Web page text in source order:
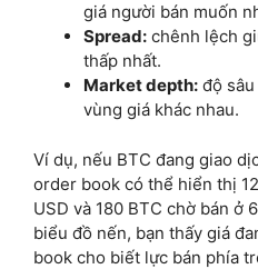
giá người bán muốn
Spread: chênh lệch
thấp nhất.
Market depth: độ
vùng giá khác nhau.
Ví dụ, nếu BTC đang giao
order book có thể hiển thị
USD và 180 BTC chờ bán ở
biểu đồ nến, bạn thấy giá
book cho biết lực bán phía